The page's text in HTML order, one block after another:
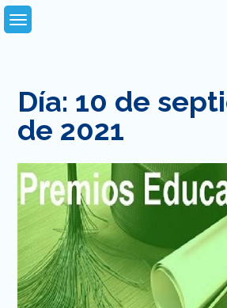
Skip
to
Día: 10 de
de 2021